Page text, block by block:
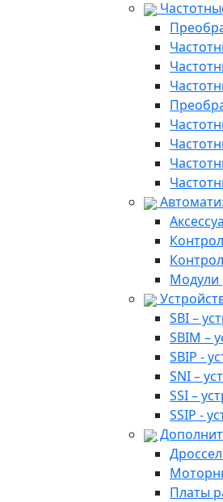
Модули
SBI –
SBIM –
SBIP -
SNI –
SSI –
SSIP -
Платы